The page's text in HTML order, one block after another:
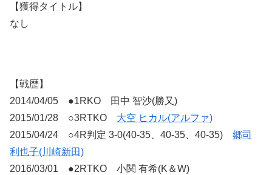
【獲得タイトル】
なし
【戦歴】
2014/04/05 ●1RKO 田中 智沙(勝又)
2015/01/28 ○3RTKO 大空 ヒカル(アルファ)
2015/04/24 ○4R判定 3-0(40-35、40-35、40-35) 郷司
利也子(川崎新田)
2016/03/01 ●2RTKO 小関 有希(K＆W)